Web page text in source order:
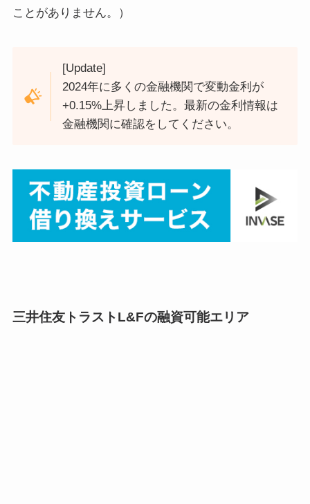
ことがありません。）
[Update]
2024年に多くの金融機関で変動金利が
+0.15%上昇しました。最新の金利情報は
金融機関に確認をしてください。
三井住友トラストL&Fの融資可能エリア